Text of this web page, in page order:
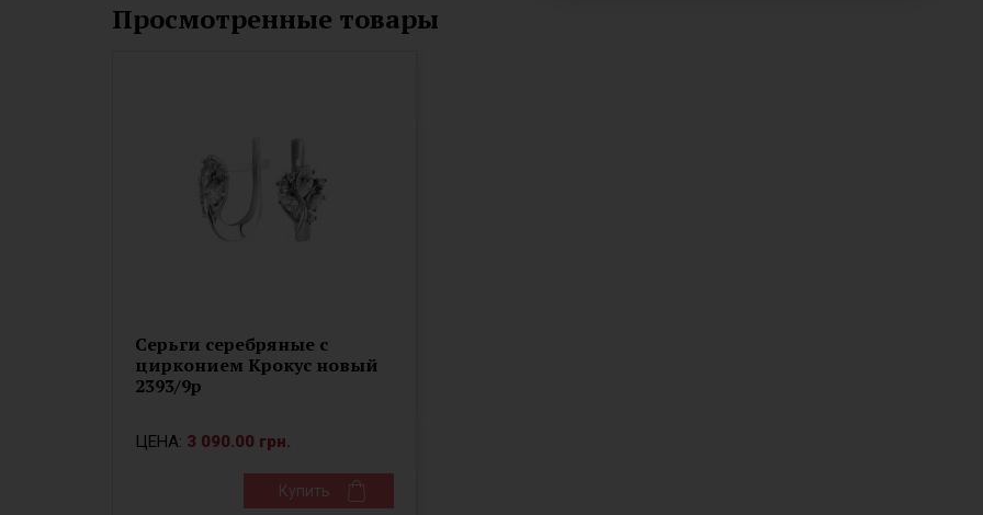
Просмотренные товары
Серьги серебряные с
цирконием Крокус новый
2393/9р
ЦЕНА: 3 090.00 грн.
Купить